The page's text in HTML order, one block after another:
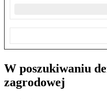
W poszukiwaniu
zagrodowej